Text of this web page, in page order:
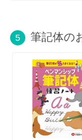
5 筆記体の